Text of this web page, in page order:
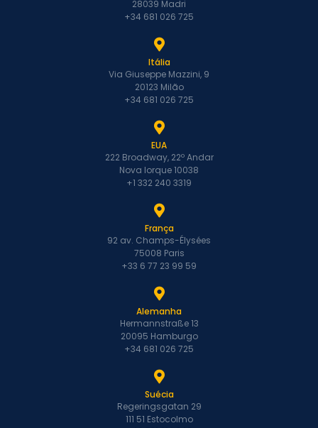
28039 Madri
+34 681 026 725
Itália
Via Giuseppe Mazzini, 9
20123 Milão
+34 681 026 725
EUA
222 Broadway, 22º Andar
Nova Iorque 10038
+1 332 240 3319
França
92 av. Champs-Élysées
75008 Paris
+33 6 77 23 99 59
Alemanha
Hermannstraße 13
20095 Hamburgo
+34 681 026 725
Suécia
Regeringsgatan 29
111 51 Estocolmo